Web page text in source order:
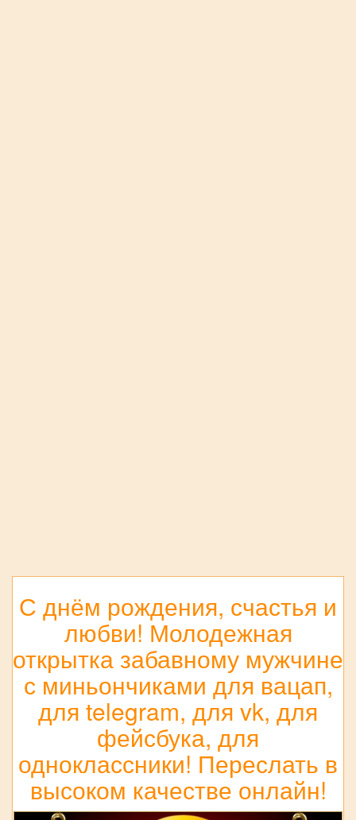
С днём рождения, счастья и
любви! Молодежная
открытка забавному мужчине
с миньончиками для вацап,
для telegram, для vk, для
фейсбука, для
одноклассники! Переслать в
высоком качестве онлайн!